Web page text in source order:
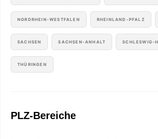
NORDRHEIN-WESTFALEN RHEINLAND-PFALZ
SACHSEN SACHSEN-ANHALT SCHLESWIG-
THÜRINGEN
PLZ-Bereiche